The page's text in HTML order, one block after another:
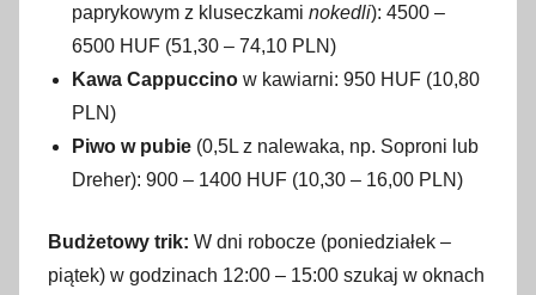
paprykowym z kluseczkami nokedli): 4500 –
6500 HUF (51,30 – 74,10 PLN)
Kawa Cappuccino w kawiarni: 950 HUF (10,80
PLN)
Piwo w pubie (0,5L z nalewaka, np. Soproni lub
Dreher): 900 – 1400 HUF (10,30 – 16,00 PLN)
Budżetowy trik: W dni robocze (poniedziałek –
piątek) w godzinach 12:00 – 15:00 szukaj w oknach